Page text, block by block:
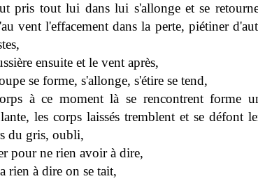
pris tout lui dans lui s'allonge et se
vent l'effacement dans la perte, piétiner
ensuite et le vent après,
se forme, s'allonge, s'étire se tend,
à ce moment là se rencontrent forme
les corps laissés tremblent et se défont
du gris, oubli,
pour ne rien avoir à dire,
rien à dire on se tait,